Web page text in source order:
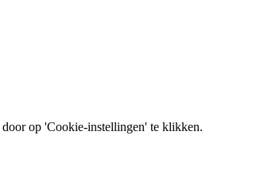
op 'Cookie-instellingen' te klikken.